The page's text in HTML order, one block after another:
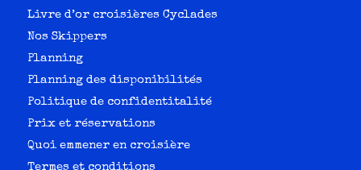
Livre d’or croisières Cyclades
Nos Skippers
Planning
Planning des disponibilités
Politique de confidentitalité
Prix et réservations
Quoi emmener en croisière
Termes et conditions